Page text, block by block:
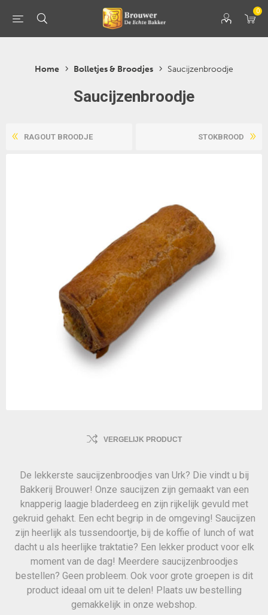
0
Home Bolletjes & Broodjes Saucijzenbroodje
Saucijzenbroodje
RAGOUT BROODJE STOKBROOD
VERGELIJK PRODUCT
De lekkerste saucijzenbroodjes van Urk? Die vindt u bij
Bakkerij Brouwer! Onze saucijzen zijn gemaakt van een
knapperig laagje bladerdeeg en zijn rijkelijk gevuld met
gekruid gehakt. Een echt begrip in de omgeving! Saucijzen
zijn heerlijk als tussendoortje, bij de koffie of lunch of wat
dacht u als heerlijke traktatie? Een lekker product voor elk
moment van de dag! Meerdere saucijzenbroodjes
bestellen? Geen probleem. Ook voor grote groepen is dit
product ideaal om uit te delen! Plaats uw bestelling
gemakkelijk in onze webshop.